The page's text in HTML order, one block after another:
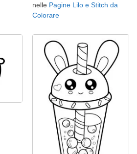
nelle Pagine Lilo e Stitch da
Colorare